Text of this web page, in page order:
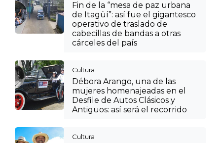
Fin de la “mesa de paz urbana
de Itagüí”: así fue el gigantesco
operativo de traslado de
cabecillas de bandas a otras
cárceles del país
Cultura
Débora Arango, una de las
mujeres homenajeadas en el
Desfile de Autos Clásicos y
Antiguos: así será el recorrido
Cultura